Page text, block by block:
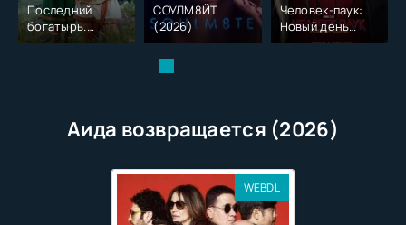
Последний
богатырь.
Колобок (2026)
СОУЛМ8ЙТ
(2026)
Человек-паук:
Новый день
(2026)
Аида возвращается (2026)
WEBDL